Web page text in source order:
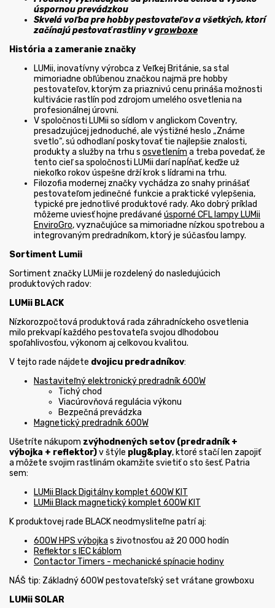
úspornou prevádzkou
Skvelá voľba pre hobby pestovateľov a všetkých, ktorí
začínajú pestovať rastliny vgrowboxe
História a zameranie značky
LUMii, inovatívny výrobca z Veľkej Británie, sa stal
mimoriadne obľúbenou značkou najmä pre hobby
pestovateľov, ktorým za priaznivú cenu prináša možnosti
kultivácie rastlín pod zdrojom umelého osvetlenia na
profesionálnej úrovni.
V spoločnosti LUMii so sídlom v anglickom Coventry,
presadzujúcej jednoduché, ale výstižné heslo „Známe
svetlo“, sú odhodlaní poskytovať tie najlepšie znalosti,
produkty a služby na trhu s osvetlením a treba povedať, že
tento cieľ sa spoločnosti LUMii darí napĺňať, keďže už
niekoľko rokov úspešne drží krok s lídrami na trhu.
Filozofia modernej značky vychádza zo snahy prinášať
pestovateľom jedinečné funkcie a praktické vylepšenia,
typické pre jednotlivé produktové rady. Ako dobrý príklad
môžeme uviesť hojne predávané úsporné CFL lampy LUMii
EnviroGro, vyznačujúce sa mimoriadne nízkou spotrebou a
integrovaným predradníkom, ktorý je súčasťou lampy.
Sortiment Lumii
Sortiment značky LUMii je rozdelený do nasledujúcich
produktových radov:
LUMii BLACK
Nízkorozpočtová produktová rada záhradníckeho osvetlenia
milo prekvapí každého pestovateľa svojou dlhodobou
spoľahlivosťou, výkonom aj celkovou kvalitou.
V tejto rade nájdete dvojicu predradníkov:
Nastaviteľný elektronický predradník 600W
Tichý chod
Viacúrovňová regulácia výkonu
Bezpečná prevádzka
Magnetický predradník 600W
Ušetríte nákupom zvýhodnených setov (predradník +
výbojka + reflektor)v štýle plug&play, ktoré stačí len zapojiť
a môžete svojim rastlinám okamžite svietiť o sto šesť. Patria
sem:
LUMii Black Digitálny komplet 600W KIT
LUMii Black magnetický komplet 600W KIT
K produktovej rade BLACK neodmysliteľne patrí aj:
600W HPS výbojka s životnosťou až 20 000 hodín
Reflektor s IEC káblom
Contactor Timers - mechanické spínacie hodiny
NÁŠ tip: Základný 600W pestovateľský set vrátane growboxu
LUMii SOLAR